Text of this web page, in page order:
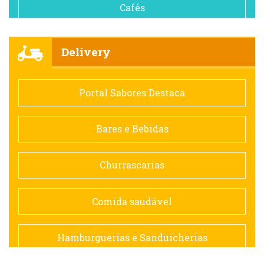
Cafés
Comida saudável
Contemporânea
Doceria
Espanhola
Francesa
Delivery
Portal Sabores Destaca
Bares e Bebidas
Churrascarias
Comida saudável
Hamburguerias e Sanduicherias